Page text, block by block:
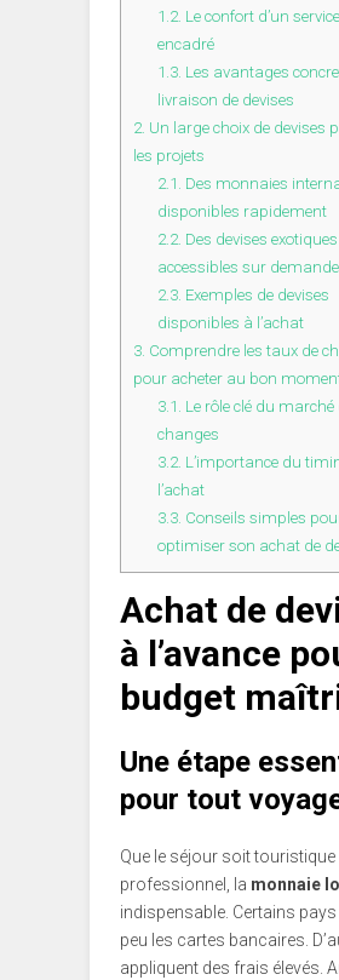
1.2. Le confort d’un
encadré
1.3. Les avantages
livraison de devises
2. Un large choix de devises
les projets
2.1. Des monnaies
disponibles rapidement
2.2. Des devises exotiques
accessibles sur demande
2.3. Exemples de devises
disponibles à l’achat
3. Comprendre les taux de
pour acheter au bon
3.1. Le rôle clé du marché
changes
3.2. L’importance du
l’achat
3.3. Conseils simples
optimiser son achat de
Achat de
à l’avance
budget
Une étape
pour tout
Que le séjour soit touristique
professionnel, la monnaie
indispensable. Certains
peu les cartes bancaires.
appliquent des frais élevés.